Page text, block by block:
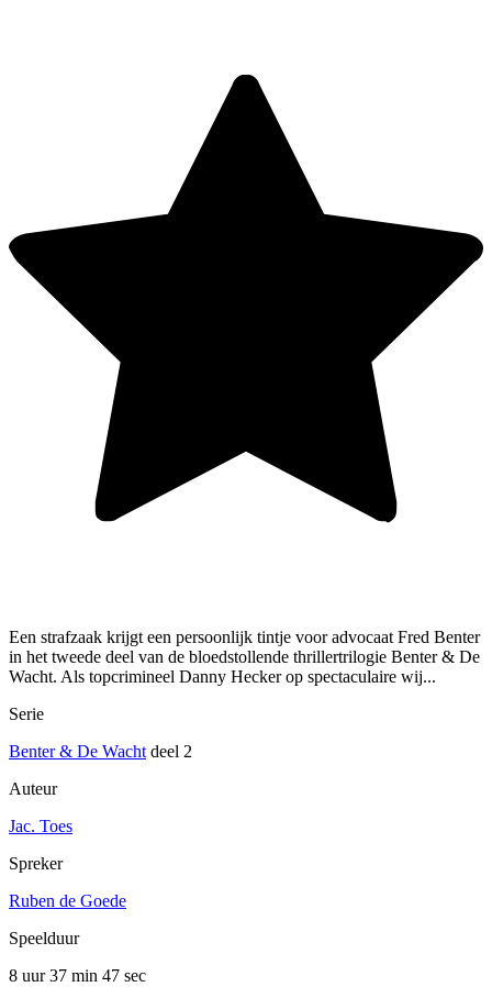
Een strafzaak krijgt een persoonlijk tintje voor advocaat Fred Benter
in het tweede deel van de bloedstollende thrillertrilogie Benter & De
Wacht. Als topcrimineel Danny Hecker op spectaculaire wij...
Serie
Benter & De Wacht deel 2
Auteur
Jac. Toes
Spreker
Ruben de Goede
Speelduur
8 uur 37 min 47 sec